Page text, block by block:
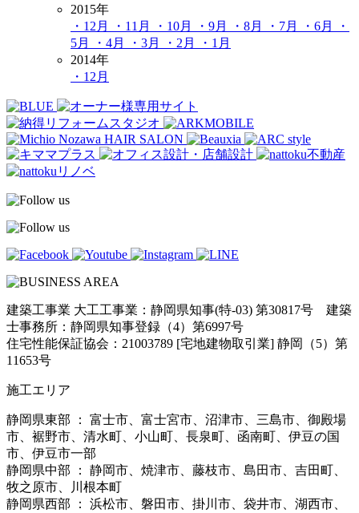
2015年
・12月
・11月 ・10月 ・9月 ・8月 ・7月 ・6月
・
5月
・4月 ・3月 ・2月
・1月
2014年
・12月
建築工事業 大工工事業：静岡県知事(特-03) 第30817号 建築
士事務所：静岡県知事登録（4）第6997号
住宅性能保証協会：21003789 [宅地建物取引業] 静岡（5）第
11653号
施工エリア
静岡県東部 ： 富士市、富士宮市、沼津市、三島市、御殿場
市、裾野市、清水町、小山町、長泉町、函南町、伊豆の国
市、伊豆市一部
静岡県中部 ： 静岡市、焼津市、藤枝市、島田市、吉田町、
牧之原市、川根本町
静岡県西部 ： 浜松市、磐田市、掛川市、袋井市、湖西市、